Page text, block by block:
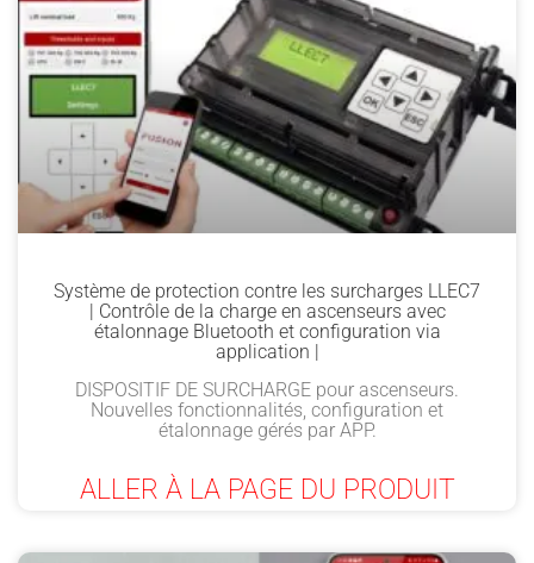
Système de protection contre les surcharges LLEC7
| Contrôle de la charge en ascenseurs avec
étalonnage Bluetooth et configuration via
application |
DISPOSITIF DE SURCHARGE pour ascenseurs.
Nouvelles fonctionnalités, configuration et
étalonnage gérés par APP.
ALLER À LA PAGE DU PRODUIT